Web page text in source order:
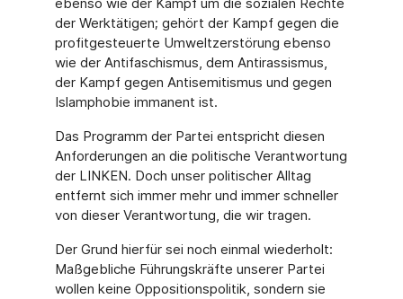
der Werktätigen; gehört der Kampf gegen die
profitgesteuerte Umweltzerstörung ebenso
wie der Antifaschismus, dem Antirassismus,
der Kampf gegen Antisemitismus und gegen
Islamphobie immanent ist.
Das Programm der Partei entspricht diesen
Anforderungen an die politische Verantwortung
der LINKEN. Doch unser politischer Alltag
entfernt sich immer mehr und immer schneller
von dieser Verantwortung, die wir tragen.
Der Grund hierfür sei noch einmal wiederholt:
Maßgebliche Führungskräfte unserer Partei
wollen keine Oppositionspolitik, sondern sie